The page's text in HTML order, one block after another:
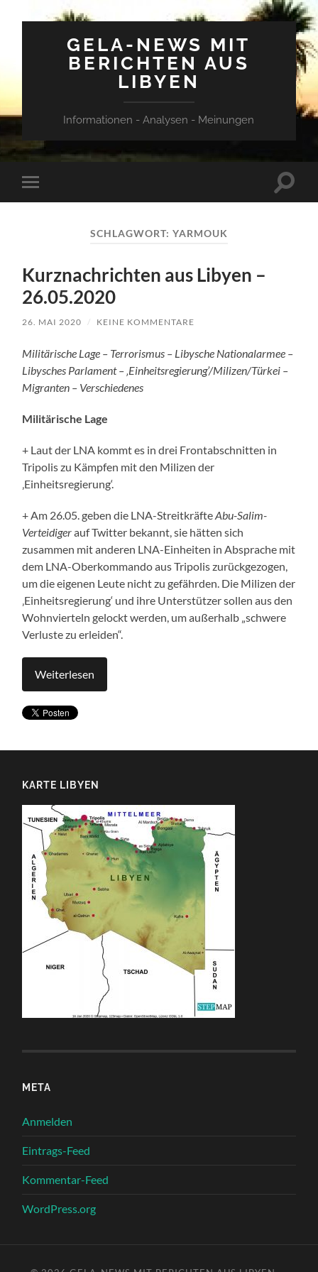
GELA-NEWS MIT
BERICHTEN AUS
LIBYEN
Informationen - Analysen - Meinungen
Mobile-
Menü
SCHLAGWORT: YARMOUK
Kurznachrichten aus Libyen –
26.05.2020
26. MAI 2020 / KEINE KOMMENTARE
Militärische Lage – Terrorismus – Libysche Nationalarmee –
Libysches Parlament – ‚Einheitsregierung’/Milizen/Türkei –
Migranten – Verschiedenes
Militärische Lage
+ Laut der LNA kommt es in drei Frontabschnitten in
Tripolis zu Kämpfen mit den Milizen der
‚Einheitsregierung‘.
+ Am 26.05. geben die LNA-StreitkräfteAbu-Salim-
Verteidigerauf Twitter bekannt, sie hätten sich
zusammen mit anderen LNA-Einheiten in Absprache mit
dem LNA-Oberkommando aus Tripolis zurückgezogen,
um die eigenen Leute nicht zu gefährden. Die Milizen der
‚Einheitsregierung‘ und ihre Unterstützer sollen aus den
Wohnvierteln gelockt werden, um außerhalb „schwere
Verluste zu erleiden“.
Weiterlesen
KARTE LIBYEN
META
Anmelden
Eintrags-Feed
Kommentar-Feed
WordPress.org